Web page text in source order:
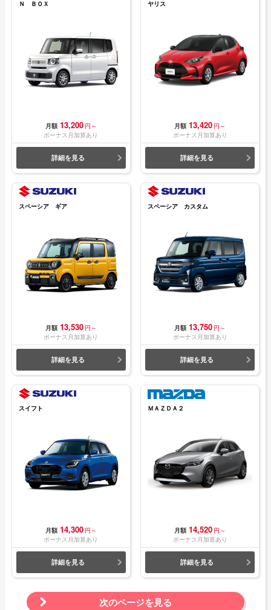
Ｎ ＢＯＸ
月額 13,200 円～
ボーナス月加算あり
詳細を見る
ヤリス
月額 13,420 円～
ボーナス月加算あり
詳細を見る
スペーシア ギア
月額 13,530 円～
ボーナス月加算あり
詳細を見る
スペーシア カスタム
月額 13,750 円～
ボーナス月加算あり
詳細を見る
スイフト
月額 14,300 円～
ボーナス月加算あり
詳細を見る
ＭＡＺＤＡ２
月額 14,520 円～
ボーナス月加算あり
詳細を見る
次のページを見る